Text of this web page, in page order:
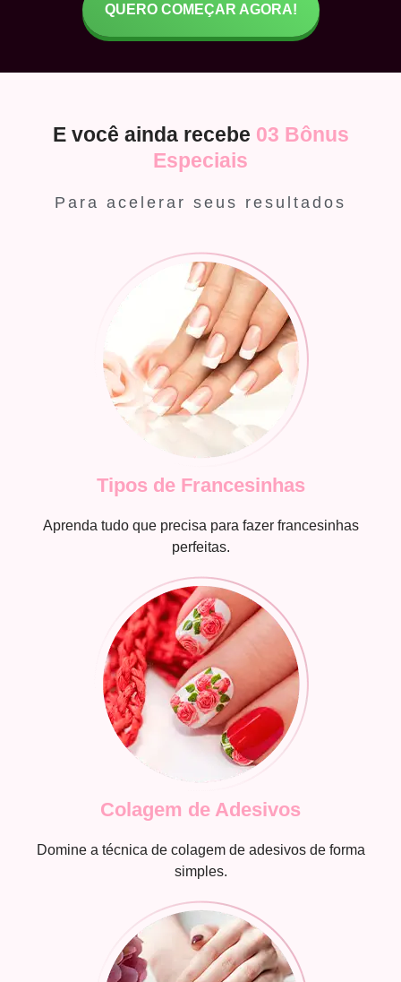
QUERO COMEÇAR AGORA!
E você ainda recebe 03 Bônus
Especiais
Para acelerar seus resultados
Tipos de Francesinhas
Aprenda tudo que precisa para fazer francesinhas
perfeitas.
Colagem de Adesivos
Domine a técnica de colagem de adesivos de forma
simples.